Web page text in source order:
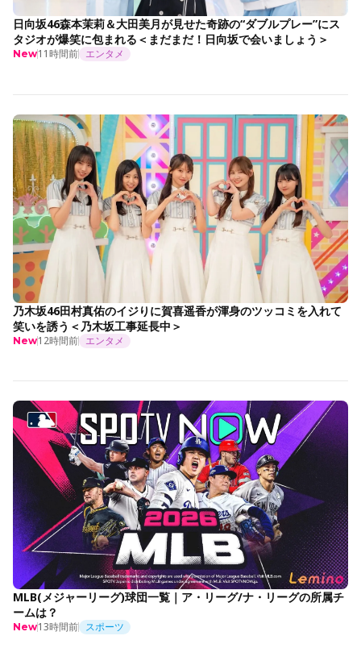
日向坂46森本茉莉＆大田美月が見せた奇跡の“ダブルプレー”にス
タジオが爆笑に包まれる＜まだまだ！日向坂で会いましょう＞
New11時間前 エンタメ
乃木坂46田村真佑のイジりに賀喜遥香が渾身のツッコミを入れて
笑いを誘う＜乃木坂工事延長中＞
New12時間前 エンタメ
MLB(メジャーリーグ)球団一覧｜ア・リーグ/ナ・リーグの所属チ
ームは？
New13時間前 スポーツ